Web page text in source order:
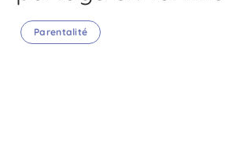
Parentalité